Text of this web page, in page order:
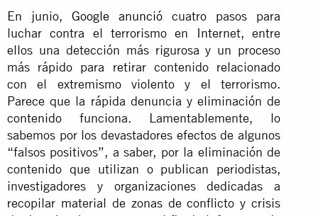
En junio,Google anunció cuatro pasos para
luchar contra el terrorismo en Internet, entre
ellos una detección más rigurosa y un proceso
más rápido para retirar contenido relacionado
con el extremismo violento y el terrorismo.
Parece que la rápida denuncia y eliminación de
contenido funciona. Lamentablemente, lo
sabemos por los devastadores efectos de algunos
“falsos positivos”, a saber, por la eliminación de
contenido que utilizan o publican periodistas,
investigadores y organizaciones dedicadas a
recopilar material de zonas de conflicto y crisis